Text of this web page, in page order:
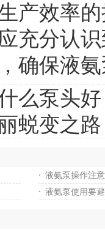
产效率
充分认
确保液
么泵头好
蜕变之路
液氨泵操作注
液氨泵使用要